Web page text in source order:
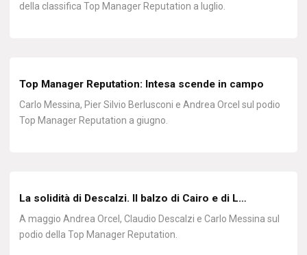
della classifica Top Manager Reputation a luglio.
Top Manager Reputation: Intesa scende in campo
Carlo Messina, Pier Silvio Berlusconi e Andrea Orcel sul podio
Top Manager Reputation a giugno.
La solidità di Descalzi. Il balzo di Cairo e di L…
A maggio Andrea Orcel, Claudio Descalzi e Carlo Messina sul
podio della Top Manager Reputation.